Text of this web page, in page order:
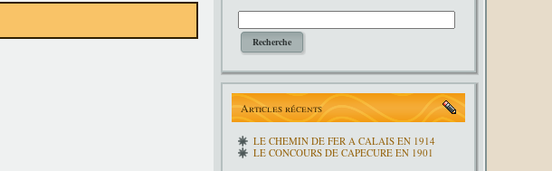
Articles récents
LE CHEMIN DE FER A CALAIS EN 1914
LE CONCOURS DE CAPECURE EN 1901